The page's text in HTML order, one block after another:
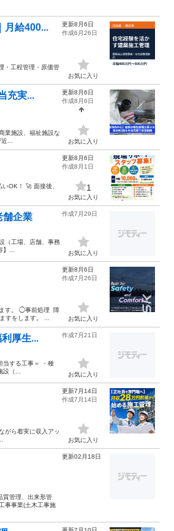
月給400...
・工程管理・原価管
更新8月6日
作成6月26日
お気に入り
充実...
業施設、福祉施設な
...
更新8月6日
作成8月6日
お気に入り
OK！ 🚀 面接後、
更新8月6日
作成8月1日
1
お気に入り
舗企業
（工場、店舗、事務
...
作成7月29日
お気に入り
ます。 ◯事前処理 障
すをします。 ...
更新8月6日
作成7月26日
お気に入り
厚生...
当する工事＝ ・種
（...
作成7月21日
お気に入り
がら着実に収入アッ
更新7月14日
作成7月14日
お気に入り
質管理、出来形管
事事業(土木工事施
更新02月18日